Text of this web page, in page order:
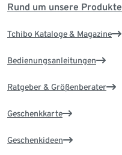
Rund um unsere Produkte
Tchibo Kataloge & Magazine
Bedienungsanleitungen
Ratgeber & Größenberater
Geschenkkarte
Geschenkideen